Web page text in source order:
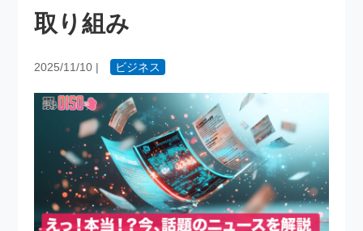
取り組み
2025/11/10 | ビジネス